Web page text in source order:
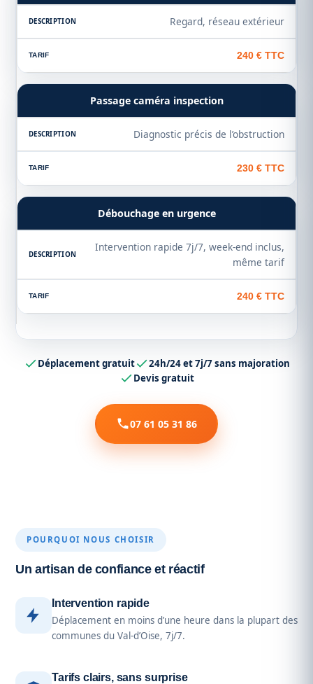
Regard, réseau extérieur
240 € TTC
Passage caméra inspection
Diagnostic précis de l’obstruction
230 € TTC
Débouchage en urgence
Intervention rapide 7j/7, week-end inclus,
même tarif
240 € TTC
Déplacement gratuit
24h/24 et 7j/7 sans majoration
Devis gratuit
07 61 05 31 86
POURQUOI NOUS CHOISIR
Un artisan de confiance et réactif
Intervention rapide
Déplacement en moins d’une heure dans la plupart des
communes du Val-d’Oise, 7j/7.
Tarifs clairs, sans surprise